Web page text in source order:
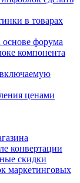
в товарах
форума
компонента
ценами
конвертации
скидки
маркетинговых